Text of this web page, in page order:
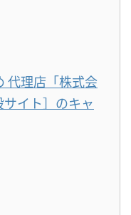
代理店「株式会
イト］のキャ